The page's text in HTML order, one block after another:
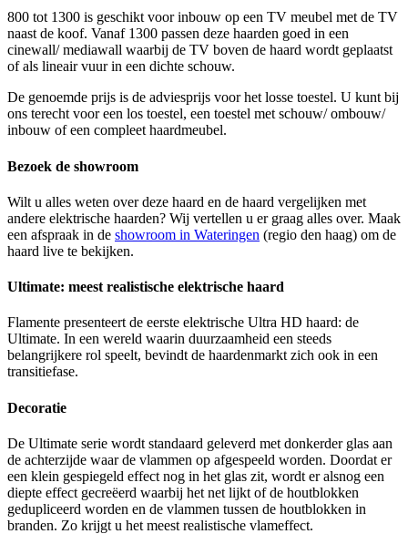
800 tot 1300 is geschikt voor inbouw op een TV meubel met de TV
naast de koof. Vanaf 1300 passen deze haarden goed in een
cinewall/ mediawall waarbij de TV boven de haard wordt geplaatst
of als lineair vuur in een dichte schouw.
De genoemde prijs is de adviesprijs voor het losse toestel. U kunt bij
ons terecht voor een los toestel, een toestel met schouw/ ombouw/
inbouw of een compleet haardmeubel.
Bezoek de showroom
Wilt u alles weten over deze haard en de haard vergelijken met
andere elektrische haarden? Wij vertellen u er graag alles over. Maak
een afspraak in de showroom in Wateringen (regio den haag) om de
haard live te bekijken.
Ultimate: meest realistische elektrische haard
Flamente presenteert de eerste elektrische Ultra HD haard: de
Ultimate. In een wereld waarin duurzaamheid een steeds
belangrijkere rol speelt, bevindt de haardenmarkt zich ook in een
transitiefase.
Decoratie
De Ultimate serie wordt standaard geleverd met donkerder glas aan
de achterzijde waar de vlammen op afgespeeld worden. Doordat er
een klein gespiegeld effect nog in het glas zit, wordt er alsnog een
diepte effect gecreëerd waarbij het net lijkt of de houtblokken
gedupliceerd worden en de vlammen tussen de houtblokken in
branden. Zo krijgt u het meest realistische vlameffect.